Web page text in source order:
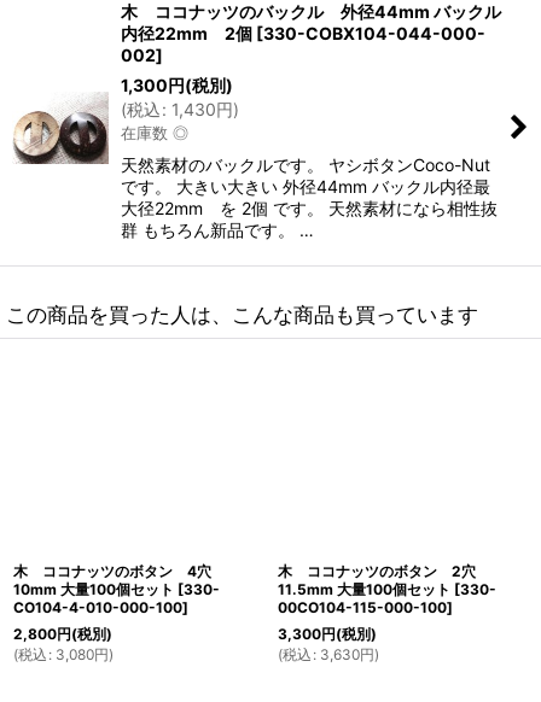
木 ココナッツのバックル 外径44mm バックル
内径22mm 2個 [330-COBX104-044-000-
002]
1,300円(税別)
(税込: 1,430円)
在庫数 ◎
天然素材のバックルです。 ヤシボタンCoco-Nut
です。 大きい大きい 外径44mm バックル内径最
大径22mm を 2個 です。 天然素材になら相性抜
群 もちろん新品です。 …
この商品を買った人は、こんな商品も買っています
木 ココナッツのボタン 4穴
10mm 大量100個セット [330-
CO104-4-010-000-100]
2,800円(税別)
(税込 : 3,080円)
木 ココナッツのボタン 2穴
11.5mm 大量100個セット [330-
00CO104-115-000-100]
3,300円(税別)
(税込 : 3,630円)